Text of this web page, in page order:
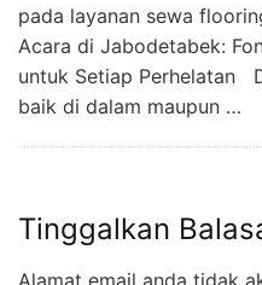
pada layanan sewa
Acara di Jabodetabek:
untuk Setiap Perhelatan
baik di dalam maupun …
Tinggalkan